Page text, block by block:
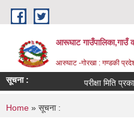
Skip to main content
आरूघाट गाउँपालिका,गाउँ
आरुघाट -गोरखा : गण्डकी
सूचना : परीक्षा मिति
You are here
Home » सूचना :